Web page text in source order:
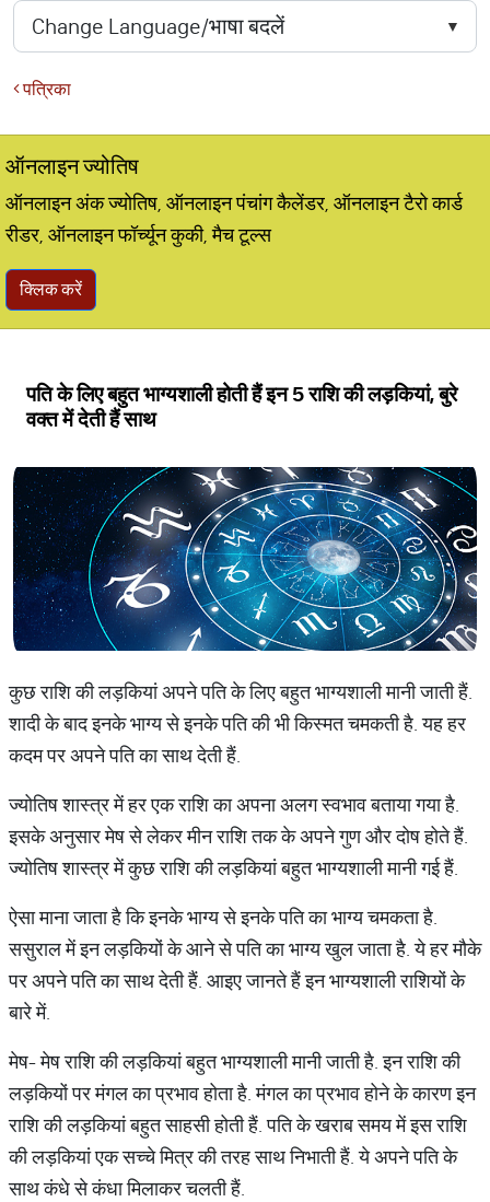
पत्रिका
ऑनलाइन ज्योतिष
ऑनलाइन अंक ज्योतिष, ऑनलाइन पंचांग कैलेंडर, ऑनलाइन टैरो कार्ड
रीडर, ऑनलाइन फॉर्च्यून कुकी, मैच टूल्स
क्लिक करें
पति के लिए बहुत भाग्यशाली होती हैं इन 5 राशि की लड़कियां, बुरे
वक्त में देती हैं साथ
कुछ राशि की लड़कियां अपने पति के लिए बहुत भाग्यशाली मानी जाती हैं.
शादी के बाद इनके भाग्य से इनके पति की भी किस्मत चमकती है. यह हर
कदम पर अपने पति का साथ देती हैं.
ज्योतिष शास्त्र में हर एक राशि का अपना अलग स्वभाव बताया गया है.
इसके अनुसार मेष से लेकर मीन राशि तक के अपने गुण और दोष होते हैं.
ज्योतिष शास्त्र में कुछ राशि की लड़कियां बहुत भाग्यशाली मानी गई हैं.
ऐसा माना जाता है कि इनके भाग्य से इनके पति का भाग्य चमकता है.
ससुराल में इन लड़कियों के आने से पति का भाग्य खुल जाता है. ये हर मौके
पर अपने पति का साथ देती हैं. आइए जानते हैं इन भाग्यशाली राशियों के
बारे में.
मेष- मेष राशि की लड़कियां बहुत भाग्यशाली मानी जाती है. इन राशि की
लड़कियों पर मंगल का प्रभाव होता है. मंगल का प्रभाव होने के कारण इन
राशि की लड़कियां बहुत साहसी होती हैं. पति के खराब समय में इस राशि
की लड़कियां एक सच्चे मित्र की तरह साथ निभाती हैं. ये अपने पति के
साथ कंधे से कंधा मिलाकर चलती हैं.